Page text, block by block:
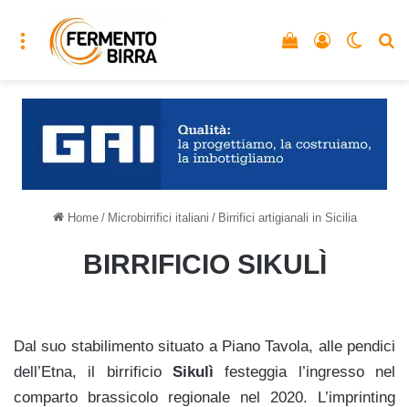
Menu Accedi
Vedi il carrello
Home / Microbirrifici italiani / Birrifici artigianali in Sicilia
BIRRIFICIO SIKULÌ
Dal suo stabilimento situato a Piano Tavola, alle pendici
dell’Etna, il birrificio Sikulì festeggia l’ingresso nel
comparto brassicolo regionale nel 2020. L’imprinting